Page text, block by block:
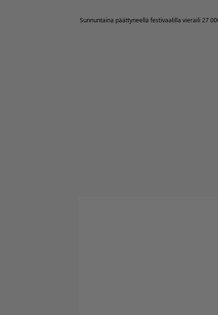
Sunnuntaina päättyneellä festivaalilla vieraili 27